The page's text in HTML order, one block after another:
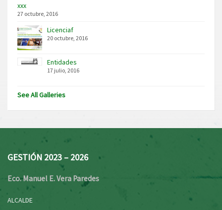
xxx
27 octubre, 2016
Licenciaf
20 octubre, 2016
Entidades
17 julio, 2016
See All Galleries
GESTIÓN 2023 – 2026
Eco. Manuel E. Vera Paredes
ALCALDE